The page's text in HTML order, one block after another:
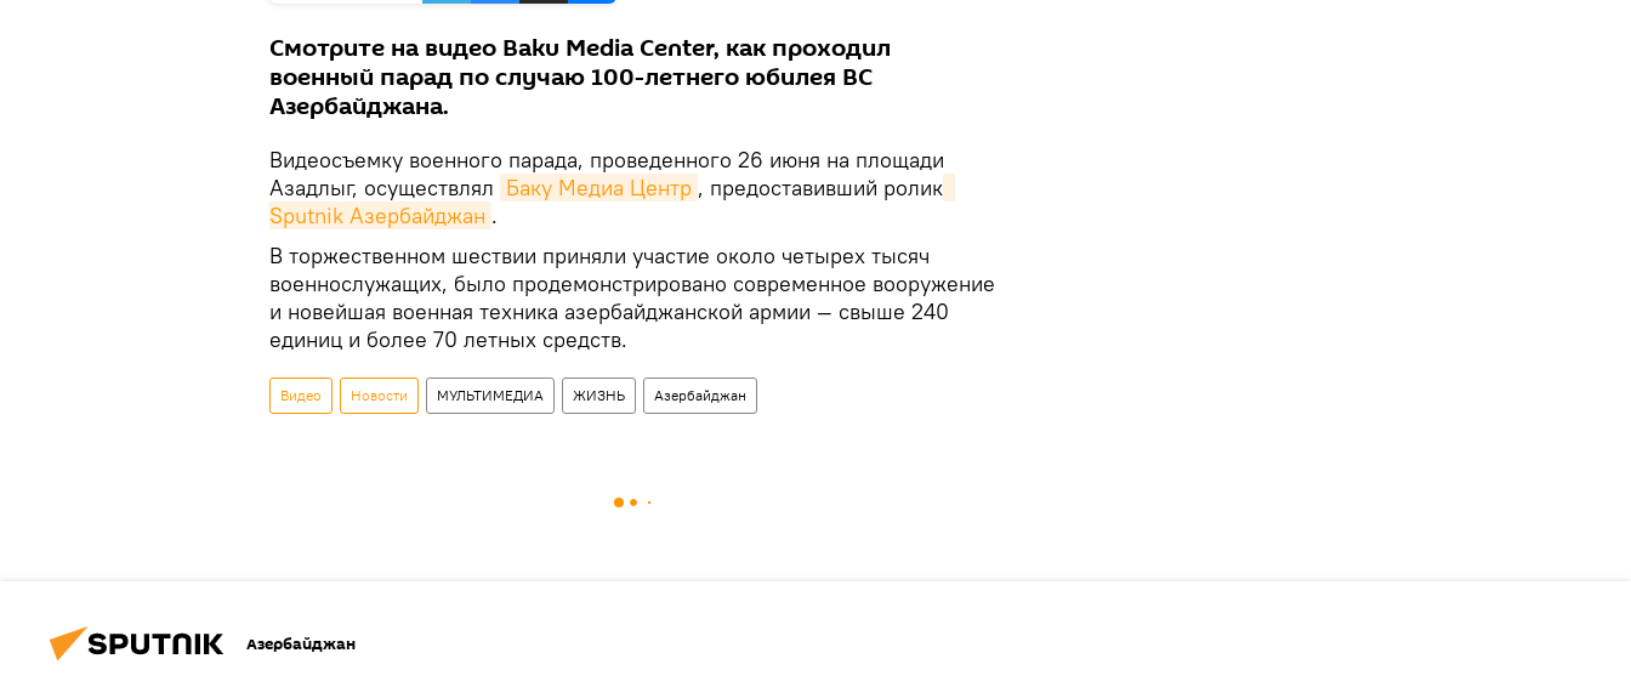
Смотрите на видео Baku Media Center, как проходил
военный парад по случаю 100-летнего юбилея ВС
Азербайджана.
Видеосъемку военного парада, проведенного 26 июня на площади
Азадлыг, осуществлял Баку Медиа Центр , предоставивший ролик
Sputnik Азербайджан .
В торжественном шествии приняли участие около четырех тысяч
военнослужащих, было продемонстрировано современное вооружение
и новейшая военная техника азербайджанской армии — свыше 240
единиц и более 70 летных средств.
Видео Новости МУЛЬТИМЕДИА ЖИЗНЬ Азербайджан
Азербайджан